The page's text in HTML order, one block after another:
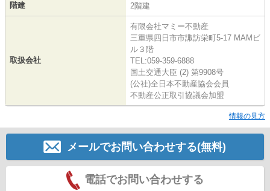
階建 2階建
取扱会社
有限会社マミー不動産
三重県四日市市諏訪栄町5-17 MAMビ
ル３階
TEL:059-359-6888
国土交通大臣 (2) 第9908号
(公社)全日本不動産協会会員
不動産公正取引協議会加盟
情報の見方
メールでお問い合わせする(無料)
電話でお問い合わせする